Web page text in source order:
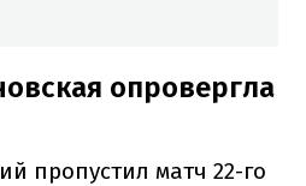
опровергла
пропустил матч 22-го